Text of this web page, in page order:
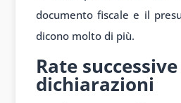
documento fiscale e il
dicono molto di più.
Rate
dichiarazioni